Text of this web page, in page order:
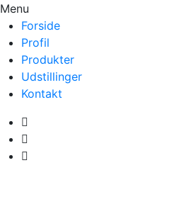
Menu
Forside
Profil
Produkter
Udstillinger
Kontakt